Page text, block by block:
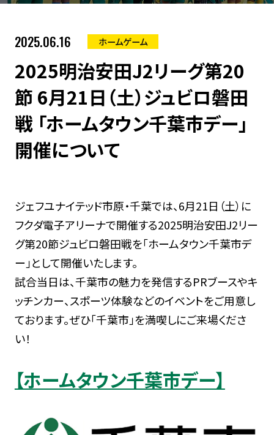
2025.06.16 ホームゲーム
2025明治安田J2リーグ第20
節 6月21日（土）ジュビロ磐田
戦 「ホームタウン千葉市デー」
開催について
ジェフユナイテッド市原・千葉では、6月21日（土）に
フクダ電子アリーナで開催する2025明治安田J2リー
グ第20節ジュビロ磐田戦を「ホームタウン千葉市デ
ー」として開催いたします。
試合当日は、千葉市の魅力を発信するPRブースやキ
ッチンカー、スポーツ体験などのイベントをご用意し
ております。ぜひ「千葉市」を満喫しにご来場くださ
い！
【ホームタウン千葉市デー】